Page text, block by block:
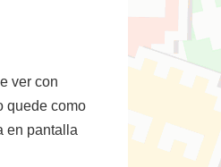
ver con
quede como
en pantalla